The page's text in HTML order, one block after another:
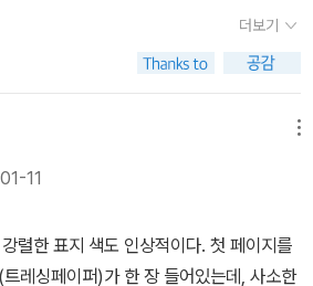
을 먹고 있습니다. 그래서 그들은 자신들
다고 믿어 왔던 자신에 대한 반성을 무겁
끌어낸다. 그래서 거부감마저 없다. 이유
이다. 맨 위에 인용 대사에서 말했듯이 이
는 것 자체와 거기서 나오는 진실이 우리
는 어디까지나 배려일 뿐이다. 따라서
오세훈 서울 시장이 전임자가 했던 약속
에 서울의 새로운 랜드마크를 만들겠
착하는 것은, 역설적으로 전임자인 이명
천 복원’과 ‘대중교통체계 개편’ 등 눈에
로써 추진력을 인정받고 이후 대통령 후보
수 있을지는 미지수지만....그렇기 때문에 지
게 다가오는지 모르겠다.부디 미디어란
하고 있는게 분명하다면 정말 단 5분이
이 될 수 있기를 간절히 기원한다.
상은 그렇게 구성된다고도 말하기 때문이
우는 것이 아니라고 말하는 책머리말에
외움을 필요로 하는 것이 아니다..그저 느
되는 것이다. 그리고 자신을 마음속에..머
억하는 되는 것이다. 아주 많은 이야기들
야기의 주인공들이 원했던것은 아주 큰
작은 관심, 그리고 자신의 주관을 말하고
고 클수 있을 것이다. 하지만 어느새 기억
더보기
11
렬한 표지 색도 인상적이다. 첫 페이지를
레싱페이퍼)가 한 장 들어있는데, 사소한